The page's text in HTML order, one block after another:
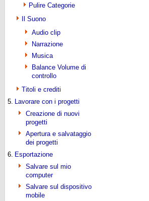
Pulire Categorie
Il Suono
Audio clip
Narrazione
Musica
Balance Volume di
controllo
Titoli e crediti
5. Lavorare con i progetti
Creazione di nuovi
progetti
Apertura e salvataggio
dei progetti
6. Esportazione
Salvare sul mio
computer
Salvare sul dispositivo
mobile